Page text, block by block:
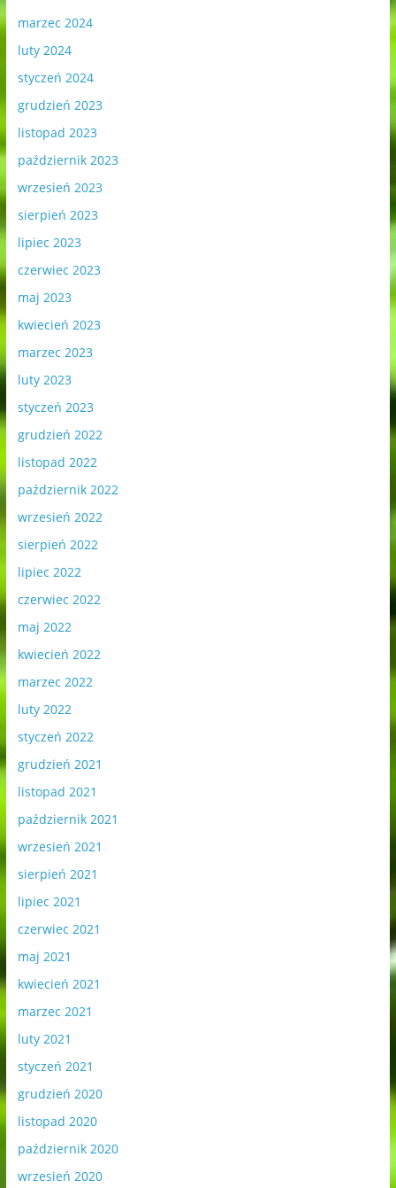
marzec 2024
luty 2024
styczeń 2024
grudzień 2023
listopad 2023
październik 2023
wrzesień 2023
sierpień 2023
lipiec 2023
czerwiec 2023
maj 2023
kwiecień 2023
marzec 2023
luty 2023
styczeń 2023
grudzień 2022
listopad 2022
październik 2022
wrzesień 2022
sierpień 2022
lipiec 2022
czerwiec 2022
maj 2022
kwiecień 2022
marzec 2022
luty 2022
styczeń 2022
grudzień 2021
listopad 2021
październik 2021
wrzesień 2021
sierpień 2021
lipiec 2021
czerwiec 2021
maj 2021
kwiecień 2021
marzec 2021
luty 2021
styczeń 2021
grudzień 2020
listopad 2020
październik 2020
wrzesień 2020